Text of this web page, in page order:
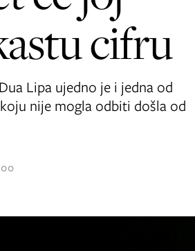
cifru
Lipa ujedno je i jedna od
nije mogla odbiti došla od